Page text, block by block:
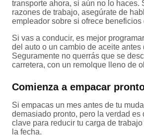
transporte ahora, si aún no lo haces.
razones de trabajo, asegúrate de
empleador sobre si ofrece beneficios
Si vas a conducir, es mejor
del auto o un cambio de aceite antes
Seguramente no querrás que se
carretera, con un remolque lleno de
Comienza a empacar
Si empacas un mes antes de tu
demasiado pronto, pero la verdad es
clave para reducir tu carga de
la fecha.